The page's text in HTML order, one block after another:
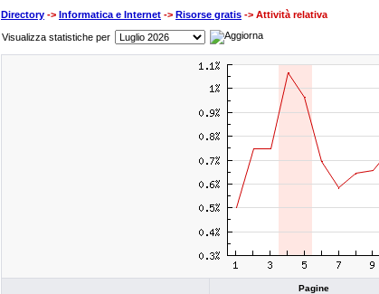
Directory -> Informatica e Internet -> Risorse gratis -> Attività relativa
Visualizza statistiche per
Pagine